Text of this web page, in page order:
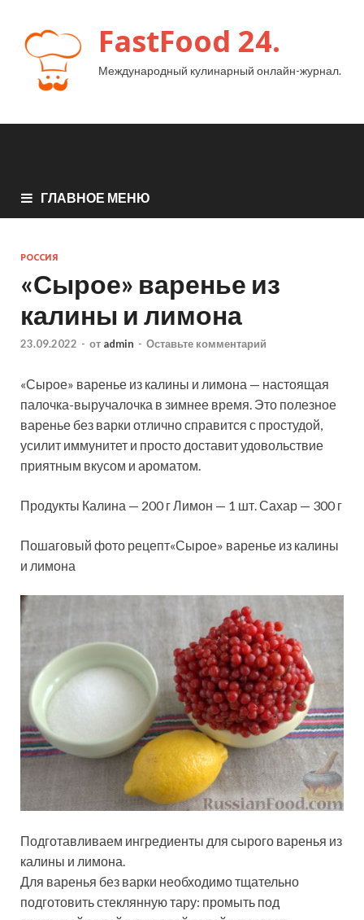
FastFood 24.
Международный кулинарный онлайн-журнал.
ГЛАВНОЕ МЕНЮ
РОССИЯ
«Сырое» варенье из
калины и лимона
23.09.2022 - от admin - Оставьте комментарий
«Сырое» варенье из калины и лимона — настоящая
палочка-выручалочка в зимнее время. Это полезное
варенье без варки отлично справится с простудой,
усилит иммунитет и просто доставит удовольствие
приятным вкусом и ароматом.
Продукты Калина — 200 г Лимон — 1 шт. Сахар — 300 г
Пошаговый фото рецепт«Сырое» варенье из калины
и лимона
Подготавливаем ингредиенты для сырого варенья из
калины и лимона.
Для варенья без варки необходимо тщательно
подготовить стеклянную тару: промыть под